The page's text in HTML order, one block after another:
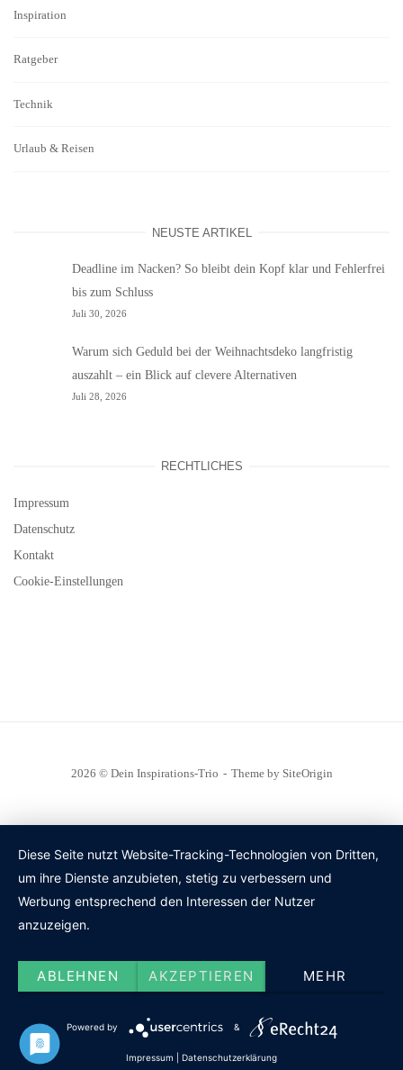
Inspiration
Ratgeber
Technik
Urlaub & Reisen
NEUSTE ARTIKEL
Deadline im Nacken? So bleibt dein Kopf klar und Fehlerfrei
bis zum Schluss
Juli 30, 2026
Warum sich Geduld bei der Weihnachtsdeko langfristig
auszahlt – ein Blick auf clevere Alternativen
Juli 28, 2026
RECHTLICHES
Impressum
Datenschutz
Kontakt
Cookie-Einstellungen
2026 © Dein Inspirations-Trio Theme by SiteOrigin
Diese Seite nutzt Website-Tracking-Technologien von Dritten,
um ihre Dienste anzubieten, stetig zu verbessern und
Werbung entsprechend den Interessen der Nutzer
anzuzeigen.
ABLEHNEN AKZEPTIEREN MEHR
Powered by &
Impressum Datenschutzerklärung